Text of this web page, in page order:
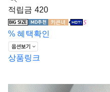
적립금 420
% 혜택확인
상품링크